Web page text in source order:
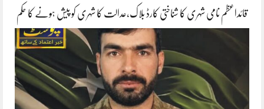
قائداعظم نامی شہری کا شناختی کارڈ بلاک،عدالت کا شہری کو پیش ہونے کا حکم